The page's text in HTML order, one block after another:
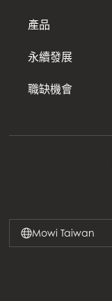
產品
永續發展
職缺機會
Mowi Taiwan